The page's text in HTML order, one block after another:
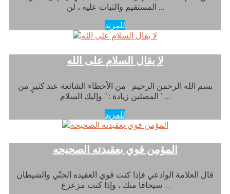
المستقيم والثبات عليه ، لن …
للمزيد
لا يقال السلام على الله
بسم الله الرحمن الرحيم من الأخطاء الشائعة عند كثيرٍ من
المصلين زيادة : ” وإليك السلام ” …
للمزيد
المؤمن قوي بعقيدته الصحيحه
قال العلامة الوادعي فإذا كنت قوي العقيده الجنّي والشيطان
سيخافا منك ، وإذا كنت مزعزع …